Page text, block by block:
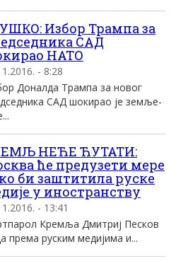
Избор Трампа за
САД
НАТО
- 8:28
Доналда Трампа за новог
САД шокирао је земље-
НЕЋЕ ЋУТАТИ:
ће предузети мере
би заштитила руске
у иностранству
- 13:41
Кремља Дмитриј Песков
према руским медијима и...